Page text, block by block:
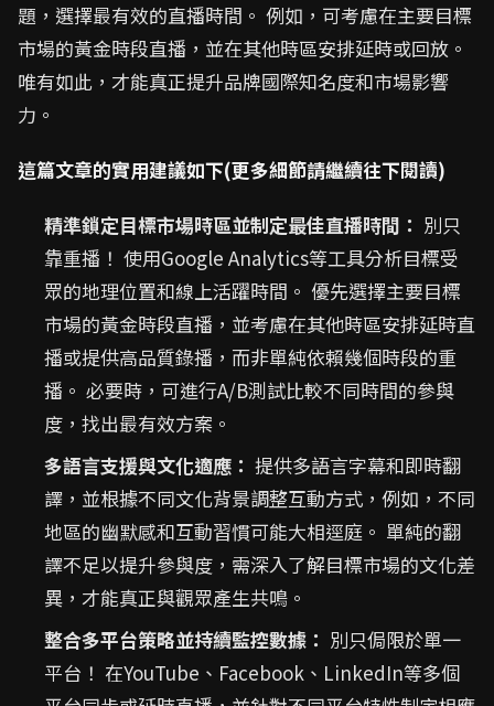
題，選擇最有效的直播時間。 例如，可考慮在主要目標
市場的黃金時段直播，並在其他時區安排延時或回放。
唯有如此，才能真正提升品牌國際知名度和市場影響
力。
這篇文章的實用建議如下(更多細節請繼續往下閱讀)
精準鎖定目標市場時區並制定最佳直播時間： 別只
靠重播！ 使用Google Analytics等工具分析目標受
眾的地理位置和線上活躍時間。 優先選擇主要目標
市場的黃金時段直播，並考慮在其他時區安排延時直
播或提供高品質錄播，而非單純依賴幾個時段的重
播。 必要時，可進行A/B測試比較不同時間的參與
度，找出最有效方案。
多語言支援與文化適應： 提供多語言字幕和即時翻
譯，並根據不同文化背景調整互動方式，例如，不同
地區的幽默感和互動習慣可能大相逕庭。 單純的翻
譯不足以提升參與度，需深入了解目標市場的文化差
異，才能真正與觀眾產生共鳴。
整合多平台策略並持續監控數據： 別只侷限於單一
平台！ 在YouTube、Facebook、LinkedIn等多個